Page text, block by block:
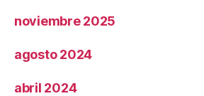
noviembre 2025
agosto 2024
abril 2024